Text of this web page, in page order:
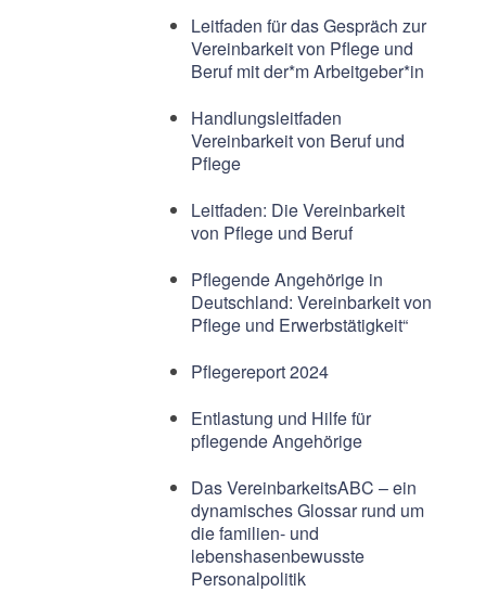
Leitfaden für das Gespräch zur
Vereinbarkeit von Pflege und
Beruf mit der*m Arbeitgeber*in
Handlungsleitfaden
Vereinbarkeit von Beruf und
Pflege
Leitfaden: Die Vereinbarkeit
von Pflege und Beruf
Pflegende Angehörige in
Deutschland: Vereinbarkeit von
Pflege und Erwerbstätigkeit“
Pflegereport 2024
Entlastung und Hilfe für
pflegende Angehörige
Das VereinbarkeitsABC – ein
dynamisches Glossar rund um
die familien- und
lebenshasenbewusste
Personalpolitik